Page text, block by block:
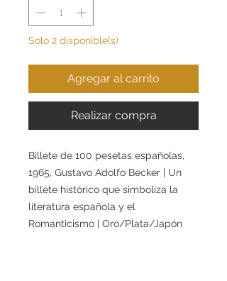
Solo 2 disponible(s)
Agregar al carrito
Realizar compra
Billete de 100 pesetas españolas,
1965, Gustavo Adolfo Becker | Un
billete histórico que simboliza la
literatura española y el
Romanticismo | Oro/Plata/Japón